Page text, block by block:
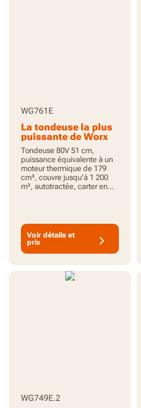
WG761E
La tondeuse la plus
puissante de Worx
Tondeuse 80V 51 cm,
puissance équivalente à un
moteur thermique de 179
cm³, couvre jusqu’à 1 200
m², autotractée, carter en
Voir détails et
prix
WG749E.2